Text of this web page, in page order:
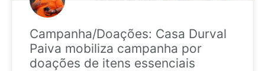
Campanha/Doações: Casa Durval
Paiva mobiliza campanha por
doações de itens essenciais